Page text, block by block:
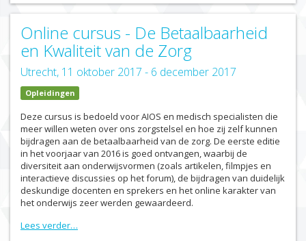
Online cursus - De Betaalbaarheid
en Kwaliteit van de Zorg
Utrecht, 11 oktober 2017 - 6 december 2017
Opleidingen
Deze cursus is bedoeld voor AIOS en medisch specialisten die
meer willen weten over ons zorgstelsel en hoe zij zelf kunnen
bijdragen aan de betaalbaarheid van de zorg. De eerste editie
in het voorjaar van 2016 is goed ontvangen, waarbij de
diversiteit aan onderwijsvormen (zoals artikelen, filmpjes en
interactieve discussies op het forum), de bijdragen van duidelijk
deskundige docenten en sprekers en het online karakter van
het onderwijs zeer werden gewaardeerd.
Lees verder…